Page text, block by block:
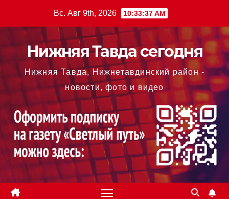
содержимому
Вс. Авг 9th, 2026 10:33:38 AM
Нижняя Тавда сегодня
Нижняя Тавда, Нижнетавдинский район -
новости, фото и видео